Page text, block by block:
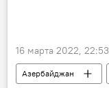
16 марта 2022, 22:53
Азербайджан